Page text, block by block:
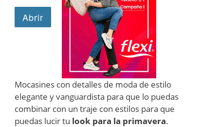
Mocasines con detalles de moda de estilo
elegante y vanguardista para que lo puedas
combinar con un traje con estilos para que
puedas lucir tu look para la primavera.